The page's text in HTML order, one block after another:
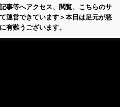
事等へアクセス、閲覧、こちらのサ
運営できています＞本日は足元が悪
有難うございます。